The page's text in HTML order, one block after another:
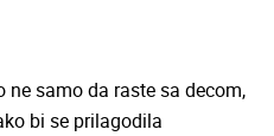
samo da raste sa decom,
bi se prilagodila